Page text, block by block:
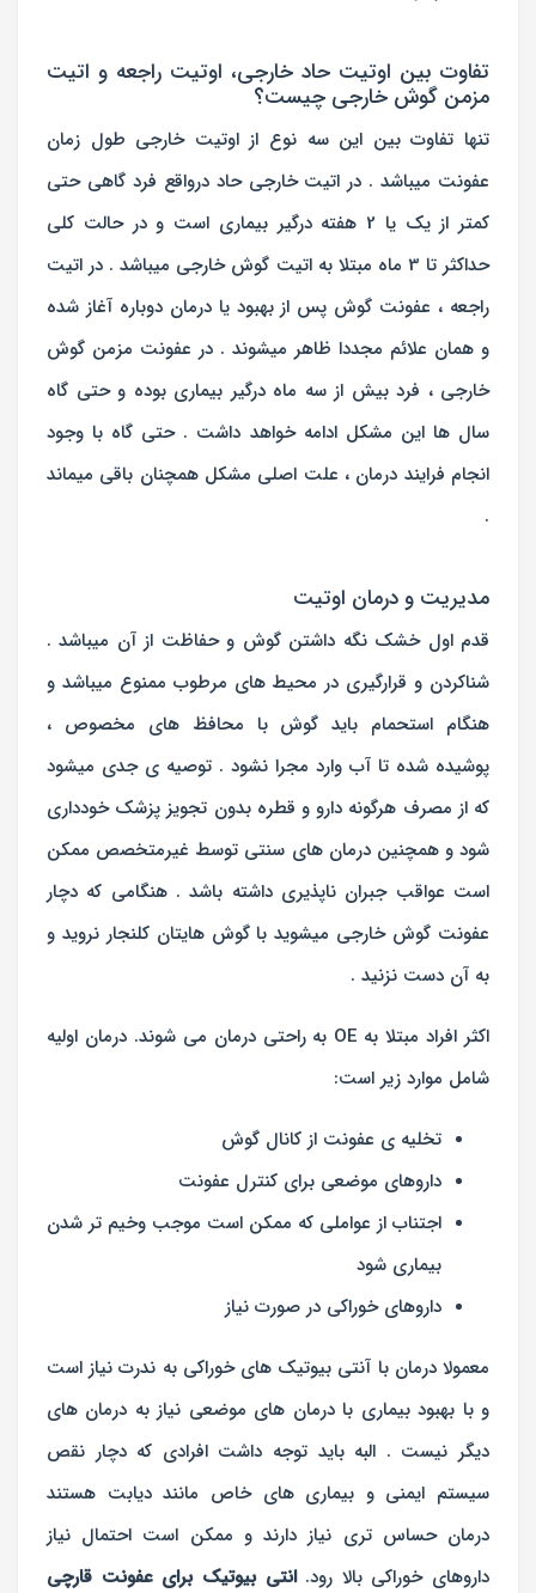
تفاوت بین اوتیت حاد خارجی، اوتیت راجعه و اتیت
مزمن گوش خارجی چیست؟
تنها تفاوت بین این سه نوع از اوتیت خارجی طول زمان
عفونت میباشد . در اتیت خارجی حاد درواقع فرد گاهی حتی
کمتر از یک یا 2 هفته درگیر بیماری است و در حالت کلی
حداکثر تا 3 ماه مبتلا به اتیت گوش خارجی میباشد . در اتیت
راجعه ، عفونت گوش پس از بهبود یا درمان دوباره آغاز شده
و همان علائم مجددا ظاهر میشوند . در عفونت مزمن گوش
خارجی ، فرد بیش از سه ماه درگیر بیماری بوده و حتی گاه
سال ها این مشکل ادامه خواهد داشت . حتی گاه با وجود
انجام فرایند درمان ، علت اصلی مشکل همچنان باقی میماند
.
مدیریت و درمان اوتیت
قدم اول خشک نگه داشتن گوش و حفاظت از آن میباشد .
شناکردن و قرارگیری در محیط های مرطوب ممنوع میباشد و
هنگام استحمام باید گوش با محافظ های مخصوص ،
پوشیده شده تا آب وارد مجرا نشود . توصیه ی جدی میشود
که از مصرف هرگونه دارو و قطره بدون تجویز پزشک خودداری
شود و همچنین درمان های سنتی توسط غیرمتخصص ممکن
است عواقب جبران ناپذیری داشته باشد . هنگامی که دچار
عفونت گوش خارجی میشوید با گوش هایتان کلنجار نروید و
به آن دست نزنید .
اکثر افراد مبتلا به OE به راحتی درمان می شوند. درمان اولیه
شامل موارد زیر است:
تخلیه ی عفونت از کانال گوش
داروهای موضعی برای کنترل عفونت
اجتناب از عواملی که ممکن است موجب وخیم تر شدن
بیماری شود
داروهای خوراکی در صورت نیاز
معمولا درمان با آنتی بیوتیک های خوراکی به ندرت نیاز است
و با بهبود بیماری با درمان های موضعی نیاز به درمان های
دیگر نیست . البه باید توجه داشت افرادی که دچار نقص
سیستم ایمنی و بیماری های خاص مانند دیابت هستند
درمان حساس تری نیاز دارند و ممکن است احتمال نیاز
داروهای خوراکی بالا رود.انتی بیوتیک برای عفونت قارچی